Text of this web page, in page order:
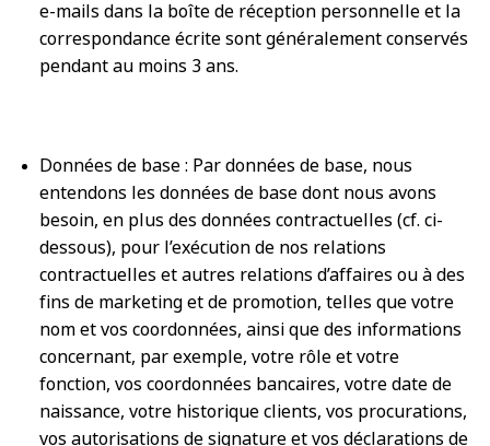
e-mails dans la boîte de réception personnelle et la
correspondance écrite sont généralement conservés
pendant au moins 3 ans.
Données de base : Par données de base, nous
entendons les données de base dont nous avons
besoin, en plus des données contractuelles (cf. ci-
dessous), pour l’exécution de nos relations
contractuelles et autres relations d’affaires ou à des
fins de marketing et de promotion, telles que votre
nom et vos coordonnées, ainsi que des informations
concernant, par exemple, votre rôle et votre
fonction, vos coordonnées bancaires, votre date de
naissance, votre historique clients, vos procurations,
vos autorisations de signature et vos déclarations de